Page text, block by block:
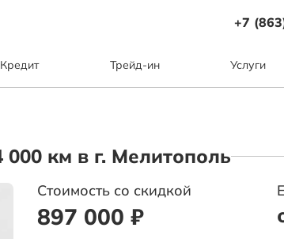
+7
Кредит Трейд-ин Услуги
км в г. Мелитополь
Стоимость со скидкой
897 000 ₽